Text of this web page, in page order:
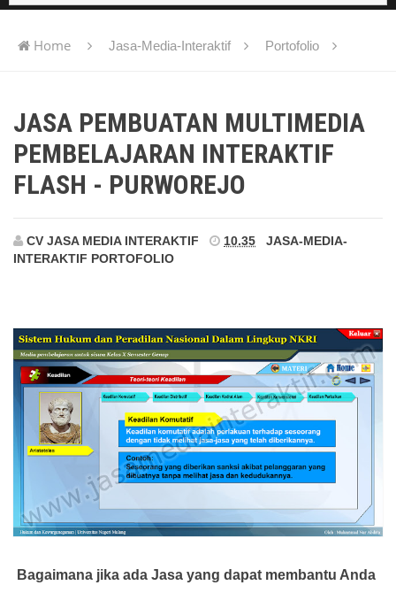
Home Jasa-Media-Interaktif Portofolio
JASA PEMBUATAN MULTIMEDIA
PEMBELAJARAN INTERAKTIF
FLASH - PURWOREJO
CV JASA MEDIA INTERAKTIF 10.35
JASA-MEDIA-
INTERAKTIF PORTOFOLIO
Bagaimana jika ada Jasa yang dapat membantu Anda